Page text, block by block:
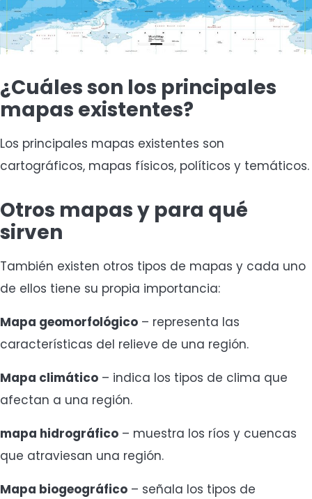
¿Cuáles son los principales
mapas existentes?
Los principales mapas existentes son
cartográficos, mapas físicos, políticos y temáticos.
Otros mapas y para qué
sirven
También existen otros tipos de mapas y cada uno
de ellos tiene su propia importancia:
Mapa geomorfológico – representa las
características del relieve de una región.
Mapa climático – indica los tipos de clima que
afectan a una región.
mapa hidrográfico – muestra los ríos y cuencas
que atraviesan una región.
Mapa biogeográfico – señala los tipos de